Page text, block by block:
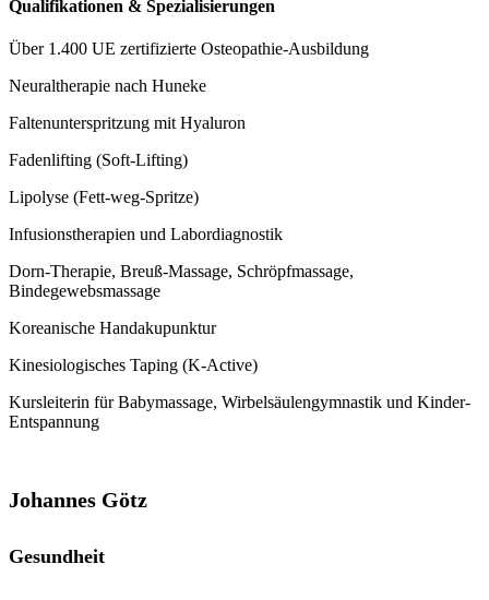
Qualifikationen & Spezialisierungen
Über 1.400 UE zertifizierte Osteopathie-Ausbildung
Neuraltherapie nach Huneke
Faltenunterspritzung mit Hyaluron
Fadenlifting (Soft-Lifting)
Lipolyse (Fett-weg-Spritze)
Infusionstherapien und Labordiagnostik
Dorn-Therapie, Breuß-Massage, Schröpfmassage,
Bindegewebsmassage
Koreanische Handakupunktur
Kinesiologisches Taping (K-Active)
Kursleiterin für Babymassage, Wirbelsäulengymnastik und Kinder-
Entspannung
Johannes Götz
Gesundheit